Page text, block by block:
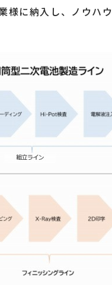
に納入し、ノウハ